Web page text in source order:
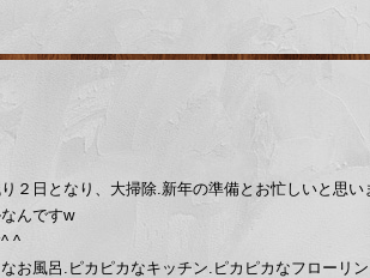
２日となり、大掃除.新年の準備とお忙しいと思
んですw
^
お風呂.ピカピカなキッチン.ピカピカなフローリ